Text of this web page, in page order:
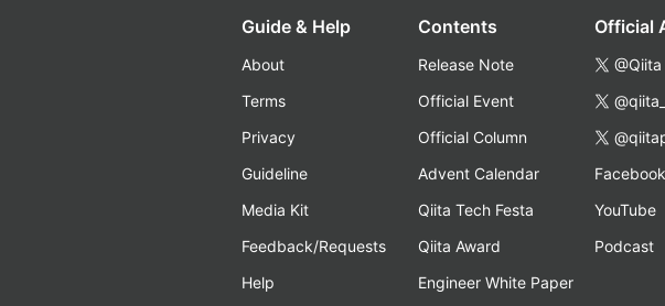
Guide & Help
About
Terms
Privacy
Guideline
Media Kit
Feedback/Requests
Help
Contents
Release Note
Official Event
Official Column
Advent Calendar
Qiita Tech Festa
Qiita Award
Engineer White Paper
Official
@Qiita
Facebook
YouTube
Podcast